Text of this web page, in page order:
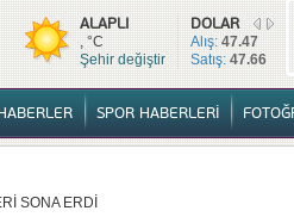
TÜM HABERLER YURTTAN
DOLAR
Alış:47.47
Satış:47.66
ALAPLI
, °C
Şehir değiştir
SPOR HABERLERİ
SONA ERDİ